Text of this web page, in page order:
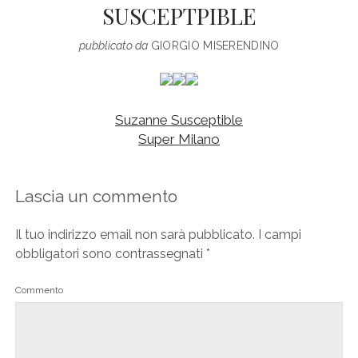
SUSCEPTPIBLE
pubblicato daGIORGIO MISERENDINO
Suzanne Susceptible
Super Milano
Lascia un commento
Il tuo indirizzo email non sarà pubblicato. I campi
obbligatori sono contrassegnati *
Commento